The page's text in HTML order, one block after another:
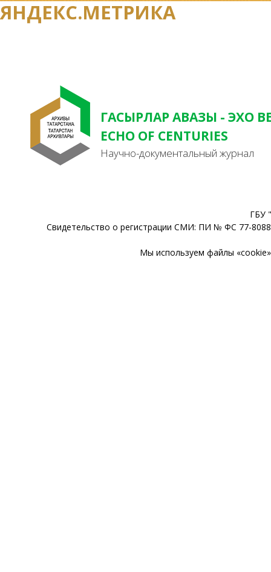
ЯНДЕКС.МЕТРИКА
ГАСЫРЛАР АВАЗЫ - ЭХО
ECHO OF CENTURIES
Научно-документальный журнал
ГБУ
Свидетельство о регистрации СМИ: ПИ № ФС 77-
Мы используем файлы «cookie»